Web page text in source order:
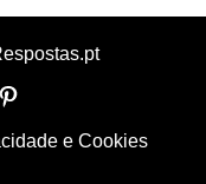
e Cookies